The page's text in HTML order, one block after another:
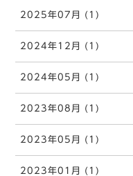
2025年07月 (1)
2024年12月 (1)
2024年05月 (1)
2023年08月 (1)
2023年05月 (1)
2023年01月 (1)